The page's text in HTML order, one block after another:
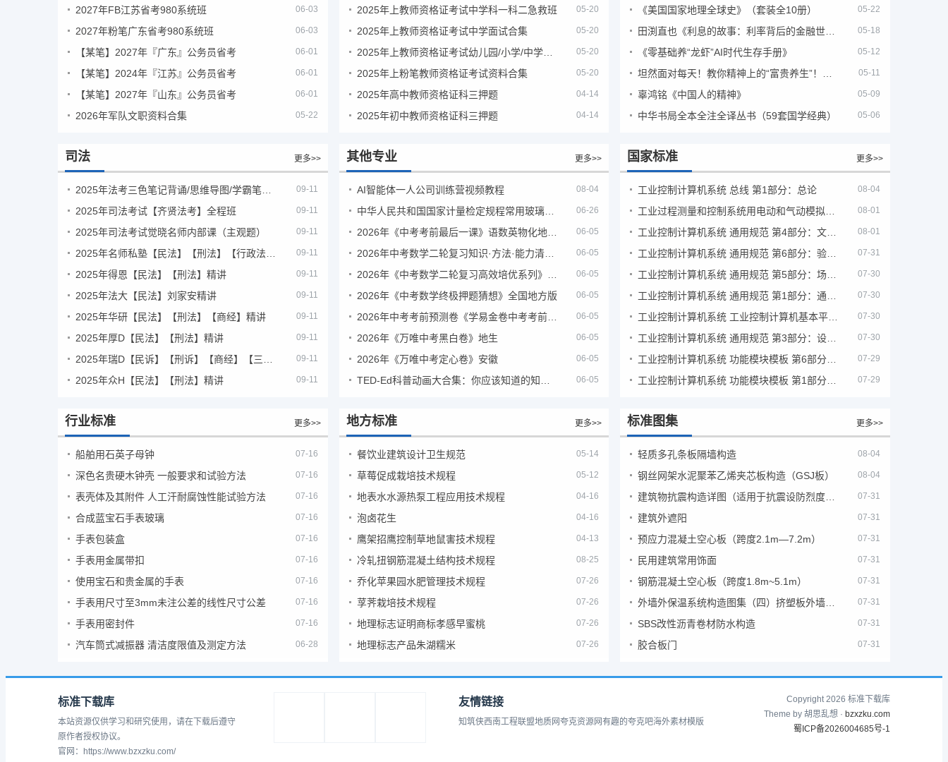
2027年FB江苏省考980系统班 06-03
2027年粉笔广东省考980系统班 06-03
【某笔】2027年『广东』公务员省考 06-01
【某笔】2024年『江苏』公务员省考 06-01
【某笔】2027年『山东』公务员省考 06-01
2026年军队文职资料合集 05-22
2025年上教师资格证考试中学科一科二急救班 05-20
2025年上教师资格证考试中学面试合集 05-20
2025年上教师资格证考试幼儿园/小学/中学笔试合集 05-20
2025年上粉笔教师资格证考试资料合集 05-20
2025年高中教师资格证科三押题 04-14
2025年初中教师资格证科三押题 04-14
《美国国家地理全球史》（套装全10册） 05-22
05-18
《零基础养“龙虾”AI时代生存手册》 05-12
05-11
辜鸿铭《中国人的精神》 05-09
中华书局全本全注全译丛书（59套国学经典） 05-06
司法 更多>>
09-11
2025年司法考试【齐贤法考】全程班 09-11
2025年司法考试觉晓名师内部课（主观题） 09-11
09-11
2025年得恩【民法】【刑法】精讲 09-11
2025年法大【民法】刘家安精讲 09-11
2025年华研【民法】【刑法】【商经】精讲 09-11
2025年厚D【民法】【刑法】精讲 09-11
09-11
2025年众H【民法】【刑法】精讲 09-11
其他专业 更多>>
AI智能体一人公司训练营视频教程 08-04
中华人民共和国国家计量检定规程常用玻璃量器 06-26
06-05
2026年中考数学二轮复习知识·方法·能力清单（查漏补缺专题训练）（全国通用） 06-05
06-05
2026年《中考数学终极押题猜想》全国地方版 06-05
2026年中考考前预测卷《学易金卷中考考前预测卷》 06-05
2026年《万唯中考黑白卷》地生 06-05
2026年《万唯中考定心卷》安徽 06-05
06-05
国家标准 更多>>
工业控制计算机系统 总线 第1部分：总论 08-04
08-01
08-01
07-31
07-30
07-30
07-30
07-30
07-29
07-29
行业标准 更多>>
船舶用石英子母钟 07-16
深色名贵硬木钟壳 一般要求和试验方法 07-16
表壳体及其附件 人工汗耐腐蚀性能试验方法 07-16
合成蓝宝石手表玻璃 07-16
手表包装盒 07-16
手表用金属带扣 07-16
使用宝石和贵金属的手表 07-16
手表用尺寸至3mm未注公差的线性尺寸公差 07-16
手表用密封件 07-16
汽车筒式减振器 清洁度限值及测定方法 06-28
地方标准 更多>>
餐饮业建筑设计卫生规范 05-14
草莓促成栽培技术规程 05-12
地表水水源热泵工程应用技术规程 04-16
泡卤花生 04-16
鹰架招鹰控制草地鼠害技术规程 04-13
冷轧扭钢筋混凝土结构技术规程 08-25
乔化苹果园水肥管理技术规程 07-26
莩荠栽培技术规程 07-26
地理标志证明商标孝感早蜜桃 07-26
地理标志产品朱湖糯米 07-26
标准图集 更多>>
轻质多孔条板隔墙构造 08-04
钢丝网架水泥聚苯乙烯夹芯板构造（GSJ板） 08-04
07-31
建筑外遮阳 07-31
预应力混凝土空心板（跨度2.1m—7.2m） 07-31
民用建筑常用饰面 07-31
钢筋混凝土空心板（跨度1.8m~5.1m） 07-31
07-31
SBS改性沥青卷材防水构造 07-31
胶合板门 07-31
标准下载库
本站资源仅供学习和研究使用，请在下载后遵守
原作者授权协议。
官网：https://www.bzxzku.com/
友情链接
知筑侠西南工程联盟地质网夸克资源网有趣的夸克吧海外素材模版
Copyright 2026 标准下载库
Theme by 胡思乱想 · bzxzku.com
蜀ICP备2026004685号-1